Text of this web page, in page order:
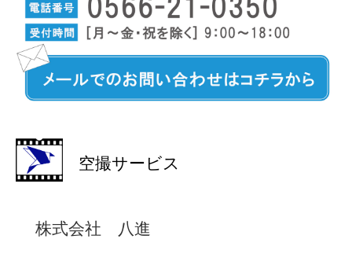
空撮サービス
株式会社 八進